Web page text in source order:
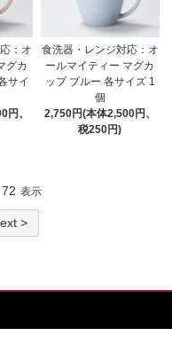
：オ
グカ
サイ
円、
食洗器・レンジ対応：オ
ールマイティー マグカ
ップ ブルー 各サイズ 1
個
2,750円(本体2,500円、
税250円)
72 表示
>